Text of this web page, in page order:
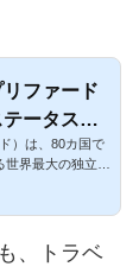
ファード
ータスマ
能なホテ
）は、80カ国で
界最大の独立系
、トラベ